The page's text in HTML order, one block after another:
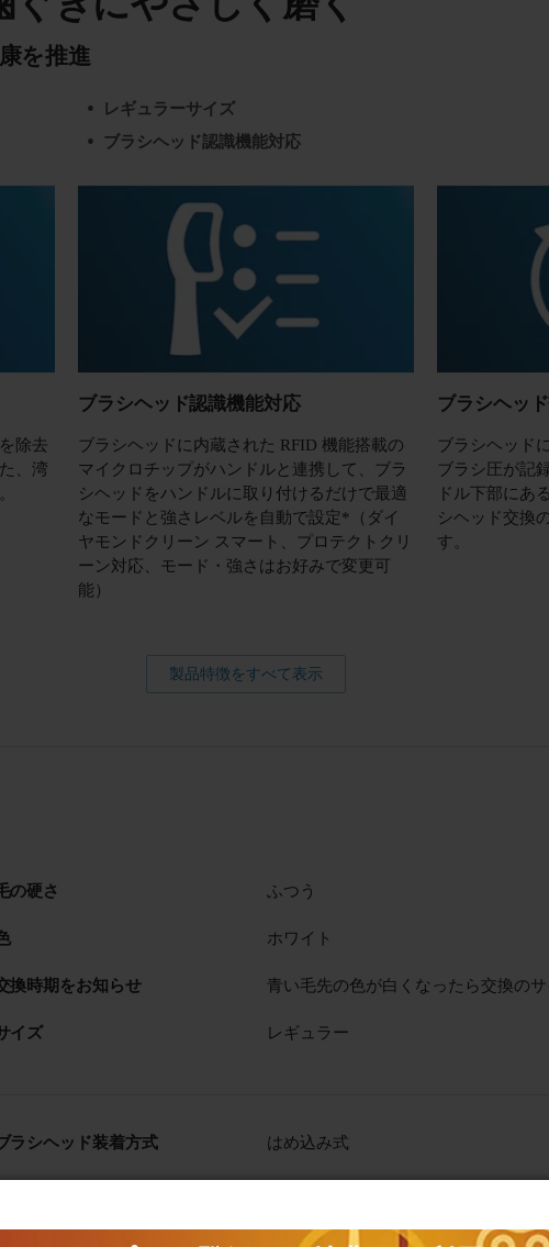
を推進
レギュラーサイズ
ブラシヘッド認識機能対応
除去
、湾
ブラシヘッド認識機能対応
ブラシヘッドに内蔵された RFID 機能搭載の
マイクロチップがハンドルと連携して、ブラ
シヘッドをハンドルに取り付けるだけで最適
なモードと強さレベルを自動で設定*（ダイ
ヤモンドクリーン スマート、プロテクトクリ
ーン対応、モード・強さはお好みで変更可
能）
ブラシヘッ
ブラシヘッド
ブラシ圧が記
ドル下部にあ
シヘッド交換
す。
製品特徴をすべて表示
の硬さ ふつう
ホワイト
換時期をお知らせ 青い毛先の色が白くなったら交換のサ
イズ レギュラー
ラシヘッド装着方式 はめ込み式